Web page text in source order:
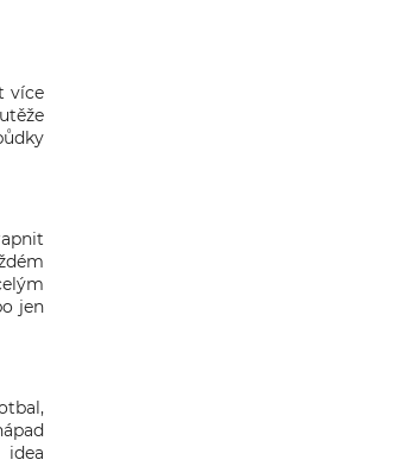
více
jen